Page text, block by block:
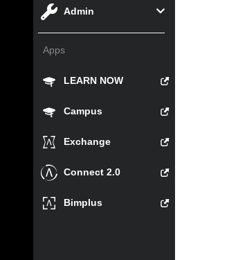
Admin
Apps
LEARN NOW
Campus
Exchange
Connect 2.0
Bimplus